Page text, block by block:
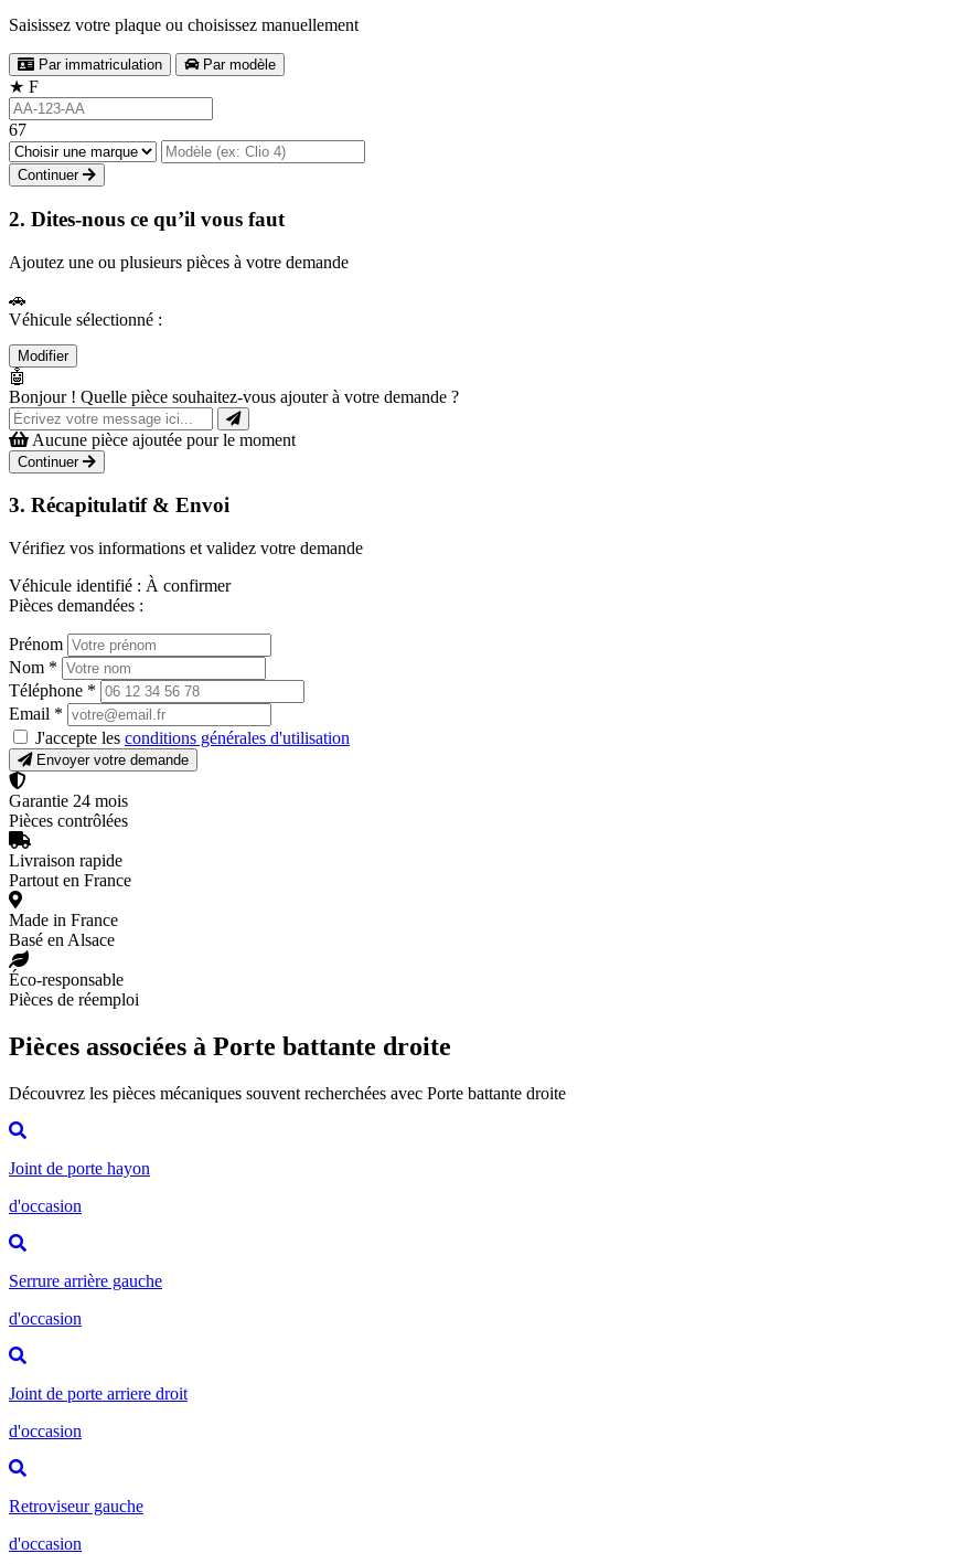
Saisissez votre plaque ou choisissez manuellement
Par immatriculation Par modèle
★ F
67
Continuer
2. Dites-nous ce qu’il vous faut
Ajoutez une ou plusieurs pièces à votre demande
🚗
Véhicule sélectionné :
Modifier
🤖
Bonjour ! Quelle pièce souhaitez-vous ajouter à votre demande ?
Aucune pièce ajoutée pour le moment
Continuer
3. Récapitulatif & Envoi
Vérifiez vos informations et validez votre demande
Véhicule identifié : À confirmer
Pièces demandées :
Prénom
Nom *
Téléphone *
Email *
J'accepte les conditions générales d'utilisation
Envoyer votre demande
Garantie 24 mois
Pièces contrôlées
Livraison rapide
Partout en France
Made in France
Basé en Alsace
Éco-responsable
Pièces de réemploi
Pièces associées à Porte battante droite
Découvrez les pièces mécaniques souvent recherchées avec Porte battante droite
Joint de porte hayon
d'occasion
Serrure arrière gauche
d'occasion
Joint de porte arriere droit
d'occasion
Retroviseur gauche
d'occasion